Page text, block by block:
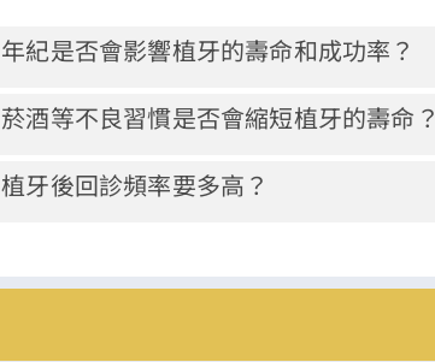
年紀是否會影響植牙的壽命和成功率？
菸酒等不良習慣是否會縮短植牙的壽命？
植牙後回診頻率要多高？